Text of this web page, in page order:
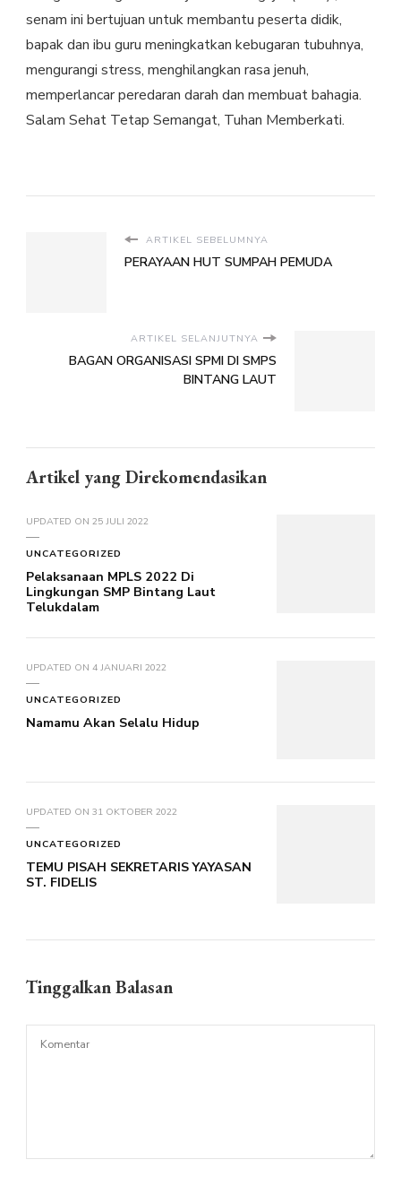
senam ini bertujuan untuk membantu peserta didik,
bapak dan ibu guru meningkatkan kebugaran tubuhnya,
mengurangi stress, menghilangkan rasa jenuh,
memperlancar peredaran darah dan membuat bahagia.
Salam Sehat Tetap Semangat, Tuhan Memberkati.
ARTIKEL SEBELUMNYA
PERAYAAN HUT SUMPAH PEMUDA
ARTIKEL SELANJUTNYA
BAGAN ORGANISASI SPMI DI SMPS
BINTANG LAUT
Artikel yang Direkomendasikan
UPDATED ON 25 JULI 2022
UNCATEGORIZED
Pelaksanaan MPLS 2022 Di
Lingkungan SMP Bintang Laut
Telukdalam
UPDATED ON 4 JANUARI 2022
UNCATEGORIZED
Namamu Akan Selalu Hidup
UPDATED ON 31 OKTOBER 2022
UNCATEGORIZED
TEMU PISAH SEKRETARIS YAYASAN
ST. FIDELIS
Tinggalkan Balasan